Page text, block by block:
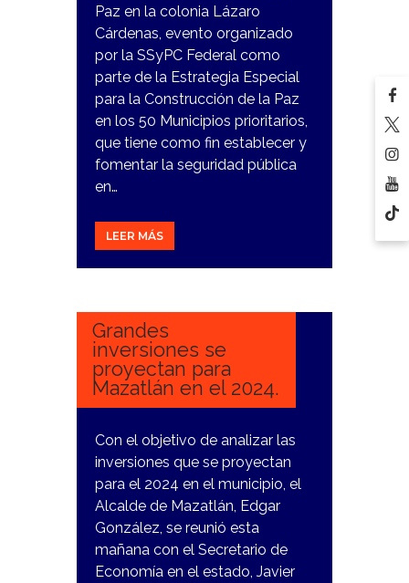
Paz en la colonia Lázaro
Cárdenas, evento organizado
por la SSyPC Federal como
parte de la Estrategia Especial
para la Construcción de la Paz
en los 50 Municipios prioritarios,
que tiene como fin establecer y
fomentar la seguridad pública
en…
LEER MÁS
10
Grandes
inversiones se
proyectan para
Mazatlán en el 2024.
Con el objetivo de analizar las
inversiones que se proyectan
para el 2024 en el municipio, el
Alcalde de Mazatlán, Edgar
González, se reunió esta
mañana con el Secretario de
Economía en el estado, Javier